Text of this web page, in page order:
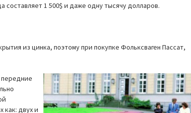
составляет 1 500$ и даже одну тысячу долларов.
из цинка, поэтому при покупке Фольксваген Пассат,
передние
как: двух и